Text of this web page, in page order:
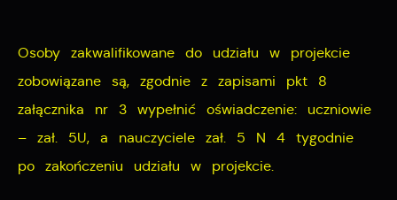
Osoby zakwalifikowane do udziału w projekcie
zobowiązane są, zgodnie z zapisami pkt 8
załącznika nr 3 wypełnić oświadczenie: uczniowie
– zał. 5U, a nauczyciele zał. 5 N 4 tygodnie
po zakończeniu udziału w projekcie.